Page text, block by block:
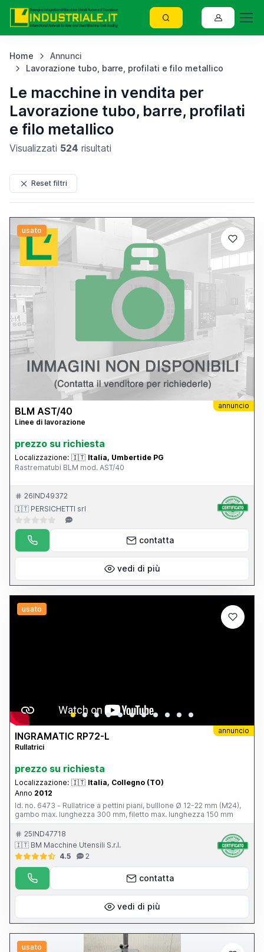
Home
Annunci
Lavorazione tubo, barre, profilati e filo metallico
Le macchine in vendita per
Lavorazione tubo, barre, profilati
e filo metallico
Visualizzati 524 risultati
Reset filtri
usato
annuncio
BLM AST/40
Linee di lavorazione
prezzo su richiesta
Localizzazione: 🇮🇹 Italia, Umbertide PG
Rastrematubi BLM mod. AST/40
26IND49372
🇮🇹 PERSICHETTI srl
contatta
vedi di più
usato
annuncio
INGRAMATIC RP72-L
Rullatrici
prezzo su richiesta
Localizzazione: 🇮🇹 Italia, Collegno (TO)
Anno 2012
Id. no. 6473 - Rullatrice a pettini piani, bulllone Ø 12-22 mm (M24),
gambo max. lunghezza 300 mm, filetto max. lunghezza 150 mm
25IND47718
🇮🇹 BM Macchine Utensili S.r.l.
4.5
2
contatta
vedi di più
usato